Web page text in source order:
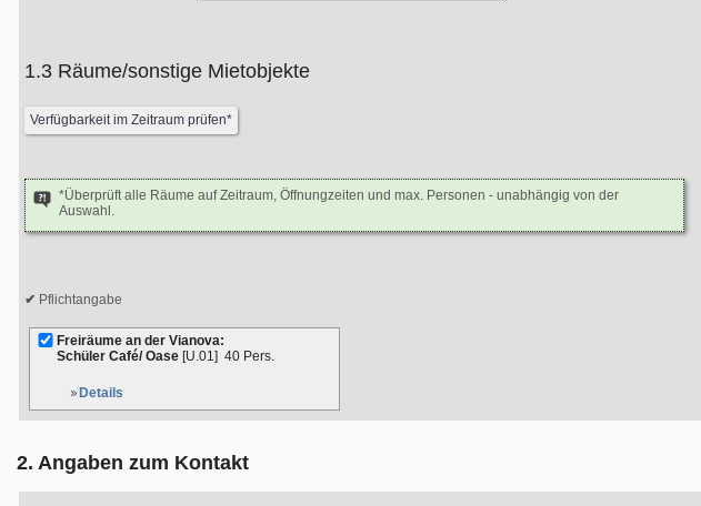
1.3 Räume/sonstige Mietobjekte
*Überprüft alle Räume auf Zeitraum, Öffnungzeiten und max. Personen - unabhängig von der
Auswahl.
Pflichtangabe
Freiräume an der Vianova:
Schüler Café/ Oase [U.01] 40 Pers.
Details
2. Angaben zum Kontakt